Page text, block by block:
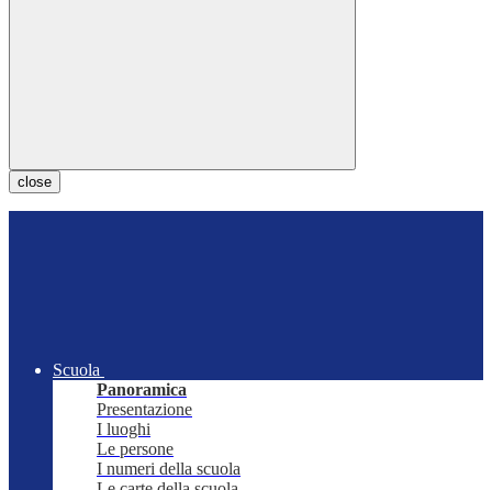
close
Scuola
Panoramica
Presentazione
I luoghi
Le persone
I numeri della scuola